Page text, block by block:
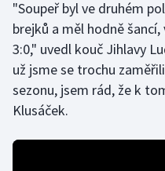
"Soupeř byl ve druhém
brejků a měl hodně
3:0," uvedl kouč Jihlavy
už jsme se trochu
sezonu, jsem rád, že k
Klusáček.